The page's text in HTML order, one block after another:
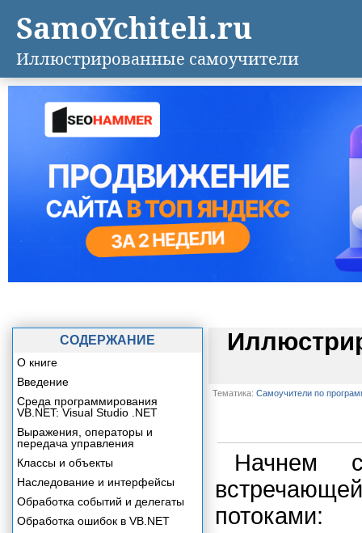
Тематика: Самоучители по
Начнем
потоками:
СОДЕРЖАНИЕ
О книге
Введение
Среда программирования
VB.NET: Visual Studio .NET
Выражения, операторы и
передача управления
Классы и объекты
Наследование и интерфейсы
Обработка событий и делегаты
Обработка ошибок в VB.NET
SamoYchiteli.ru
Иллюстрированные самоучители